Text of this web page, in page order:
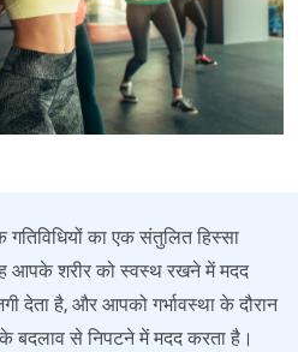
गतिविधियों का एक संतुलित हिस्सा
आपके शरीर को स्वस्थ रखने में मदद
देता है, और आपको गर्भावस्था के दौरान
बदलाव से निपटने में मदद करता है।